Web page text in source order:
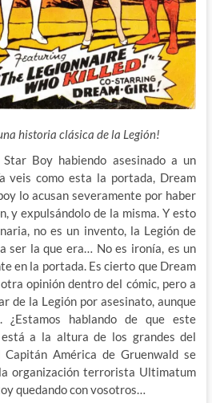
historia clásica de la Legión!
Star Boy habiendo asesinado a un
veis como esta la portada, Dream
lo acusan severamente por haber
y expulsándolo de la misma. Y esto
no es un invento, la Legión de
ser la que era… No es ironía, es un
en la portada. Es cierto que Dream
opinión dentro del cómic, pero a
de la Legión por asesinato, aunque
¿Estamos hablando de que este
a la altura de los grandes del
Capitán América de Gruenwald se
organización terrorista Ultimatum
quedando con vosotros…